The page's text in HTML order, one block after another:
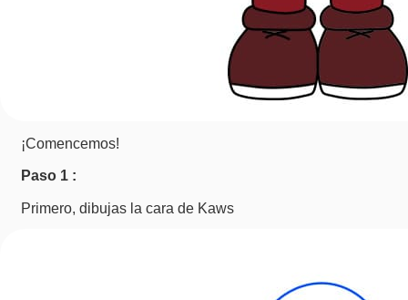
¡Comencemos!
Paso 1 :
Primero, dibujas la cara de Kaws